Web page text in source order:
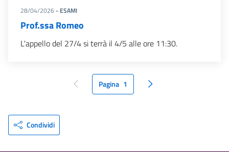
28/04/2026 - ESAMI
Prof.ssa Romeo
L'appello del 27/4 si terrà il 4/5 alle ore 11:30.
pagina precedente
Pagina 1 pagina seguente
Condividi